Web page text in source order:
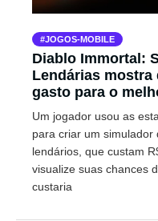
JOGOS-MOBILE
Diablo Immortal:
Lendárias
gasto para o
Um jogador usou as
para criar um
lendários, que custam
visualize suas chances
custaria